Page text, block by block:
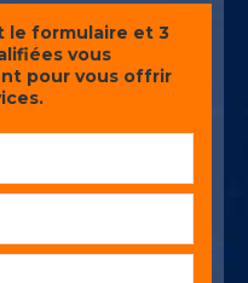
le formulaire et 3
vous
pour vous offrir